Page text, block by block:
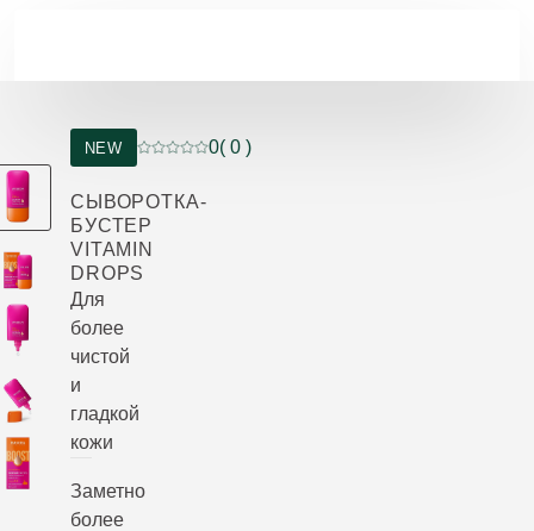
NEW
Current rating: 0 out of 5 stars rated by 0
0( 0 )
СЫВОРОТКА-
БУСТЕР
VITAMIN
DROPS
Для
более
чистой
и
гладкой
кожи
Заметно
более